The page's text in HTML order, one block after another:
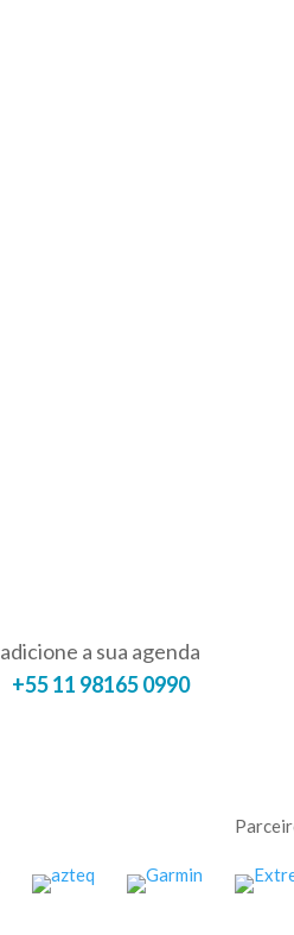
adicione a sua agenda
+55 11 98165 0990